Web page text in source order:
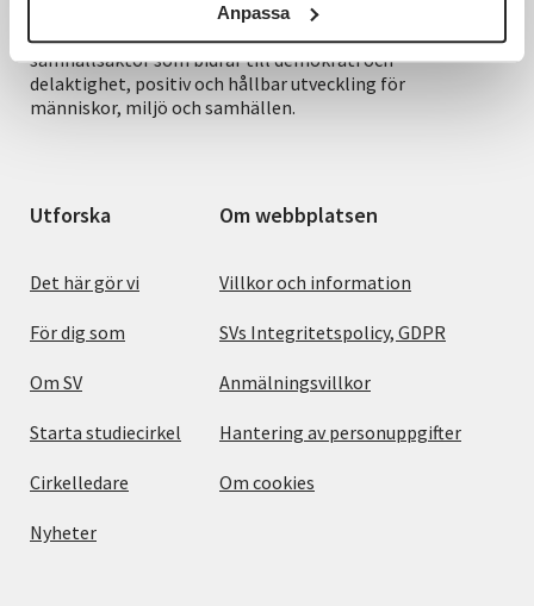
Anpassa
Hela Sveriges studieförbund - Vi är en central
samhällsaktör som bidrar till demokrati och
delaktighet, positiv och hållbar utveckling för
människor, miljö och samhällen.
Utforska
Det här gör vi
För dig som
Om SV
Starta studiecirkel
Cirkelledare
Nyheter
Om webbplatsen
Villkor och information
SVs Integritetspolicy, GDPR
Anmälningsvillkor
Hantering av personuppgifter
Om cookies